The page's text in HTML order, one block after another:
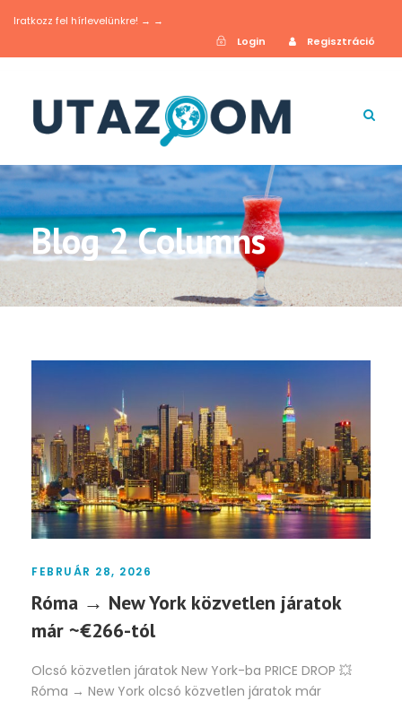
Iratkozz fel hírlevelünkre! → →
Login
Regisztráció
Blog 2 Columns
FEBRUÁR 28, 2026
Róma → New York közvetlen járatok
már ~€266-tól
Olcsó közvetlen járatok New York-ba PRICE DROP 💥
Róma → New York olcsó közvetlen járatok már